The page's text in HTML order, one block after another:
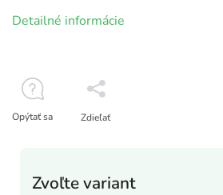
Zvoľte variant
Detailné informácie
Opýtať sa Zdieľať